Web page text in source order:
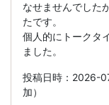
なせませんでした
たです。
個人的にトークタ
ました。
投稿日時：2026-
加）